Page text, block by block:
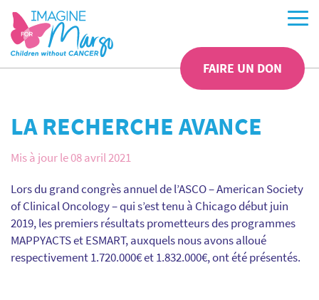
FAIRE UN DON
LA RECHERCHE AVANCE
Mis à jour le 08 avril 2021
Lors du grand congrès annuel de l’ASCO – American Society
of Clinical Oncology – qui s’est tenu à Chicago début juin
2019, les premiers résultats prometteurs des programmes
MAPPYACTS et ESMART, auxquels nous avons alloué
respectivement 1.720.000€ et 1.832.000€, ont été présentés.